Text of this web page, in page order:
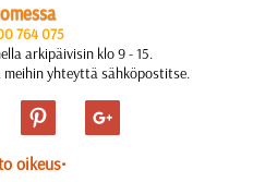
764 075
arkipäivisin klo 9 - 15.
meihin yhteyttä sähköpostitse.
oikeus•